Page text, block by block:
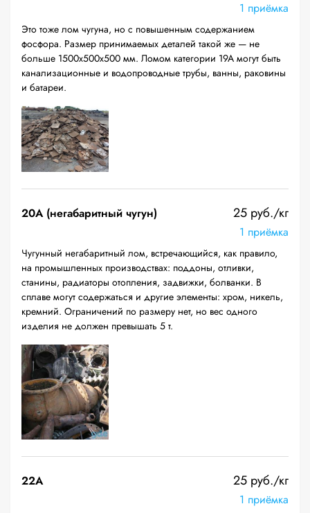
1 приёмка
Это тоже лом чугуна, но с повышенным содержанием
фосфора. Размер принимаемых деталей такой же — не
больше 1500х500х500 мм. Ломом категории 19А могут быть
канализационные и водопроводные трубы, ванны, раковины
и батареи.
20A (негабаритный чугун) 25 руб./кг
1 приёмка
Чугунный негабаритный лом, встречающийся, как правило,
на промышленных производствах: поддоны, отливки,
станины, радиаторы отопления, задвижки, болванки. В
сплаве могут содержаться и другие элементы: хром, никель,
кремний. Ограничений по размеру нет, но вес одного
изделия не должен превышать 5 т.
22A 25 руб./кг
1 приёмка